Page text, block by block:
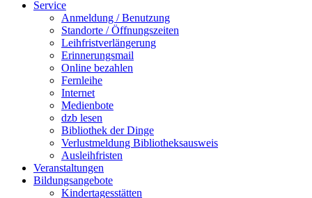
Service
Anmeldung / Benutzung
Standorte / Öffnungszeiten
Leihfristverlängerung
Erinnerungsmail
Online bezahlen
Fernleihe
Internet
Medienbote
dzb lesen
Bibliothek der Dinge
Verlustmeldung Bibliotheksausweis
Ausleihfristen
Veranstaltungen
Bildungsangebote
Kindertagesstätten